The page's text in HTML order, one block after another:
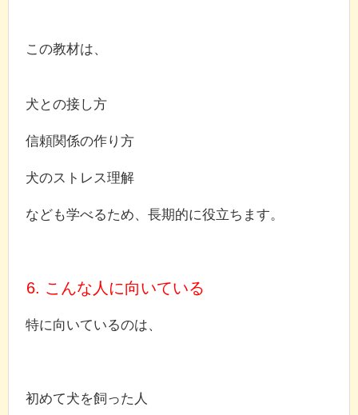
この教材は、
犬との接し方
信頼関係の作り方
犬のストレス理解
なども学べるため、長期的に役立ちます。
6. こんな人に向いている
特に向いているのは、
初めて犬を飼った人